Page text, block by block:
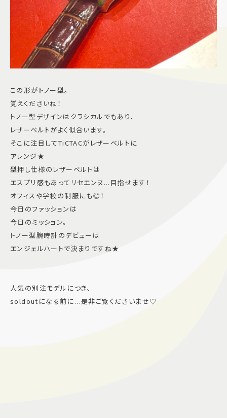
この形がトノー型。
覚えくださいね！
トノー型デザインはクラシカルでもあり、
レザーベルトがよく似合います。
そこに注目してTiCTACがレザーベルトに
アレンジ★
型押し仕様のレザーベルトは
エスプリ感もあってリセエンヌ...目指せます！
オフィスや学校の制服にも◎！
今日のファッションは
今日のミッション。
トノー型腕時計のデビューは
エンジェルハートで決まりですね★
人気の別注モデルにつき、
soldoutになる前に...是非ご覧くださいませ♡